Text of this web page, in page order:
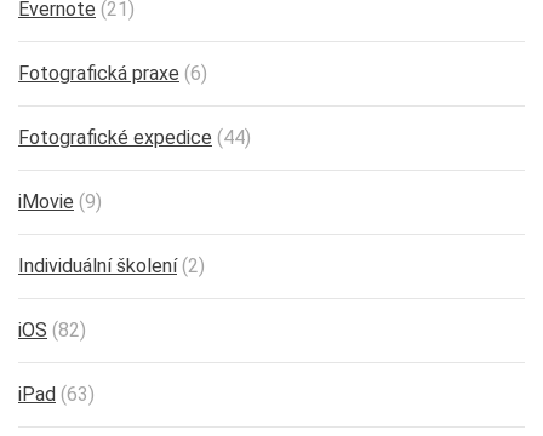
Evernote (21)
Fotografická praxe (6)
Fotografické expedice (44)
iMovie (9)
Individuální školení(2)
iOS (82)
iPad (63)